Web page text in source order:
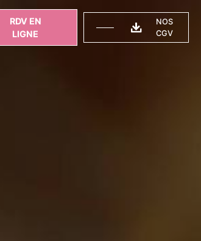
RDV EN
LIGNE
NOS
CGV